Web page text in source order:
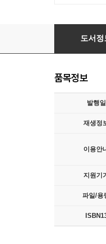
나의 사탄
도서정
품목정보
발행일
재생정
이용안
지원기
파일/용